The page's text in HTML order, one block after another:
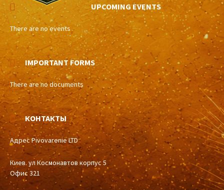
UPCOMING EVENTS
There are no events
IMPORTANT FORMS
There are no documents
КОНТАКТЫ
Адрес Pivovarenie LTD
Киев. ул Космонавтов корпус 5
Офис 321